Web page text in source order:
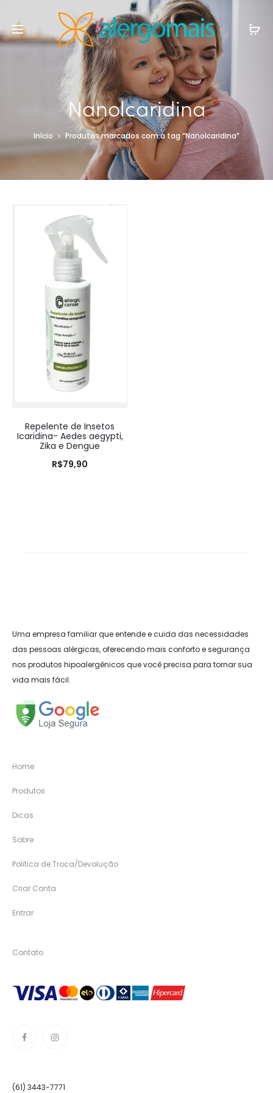
Nanolcaridina
Início Produtos marcados com a tag “Nanolcaridina”
Repelente de Insetos
Icaridina- Aedes aegypti,
Zika e Dengue
R$79,90
Uma empresa familiar que entende e cuida das necessidades
das pessoas alérgicas, oferecendo mais conforto e segurança
nos produtos hipoalergênicos que você precisa para tornar sua
vida mais fácil.
Home
Produtos
Dicas
Sobre
Politica de Troca/Devolução
Criar Conta
Entrar
Contato
(61) 3443-7771